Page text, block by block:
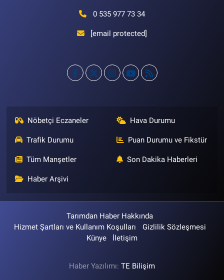
0 535 977 73 34
[email protected]
Nöbetçi Eczaneler Hava Durumu
Trafik Durumu Puan Durumu ve Fikstür
Tüm Manşetler Son Dakika Haberleri
Haber Arşivi
Tarımdan Haber Hakkında
Hizmet Şartları ve Kullanım Koşulları
Gizlilik Sözleşmesi
Künye
İletişim
Haber Yazılımı: TE Bilişim